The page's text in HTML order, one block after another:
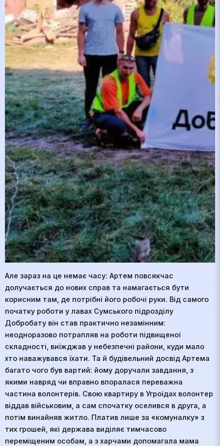
Але зараз на це немає часу: Артем повсякчас
долучається до нових справ та намагається бути
корисним там, де потрібні його робочі руки. Від самого
початку роботи у лавах Сумського підрозділу
Добробату він став практично незамінним:
неодноразово потрапляв на роботи підвищеної
складності, виїжджав у небезпечні райони, куди мало
хто наважувався їхати. Та й будівельний досвід Артема
багато чого був вартий: йому доручали завдання, з
якими навряд чи вправно впоралася переважна
частина волонтерів. Свою квартиру в Угроїдах волонтер
віддав військовим, а сам спочатку оселився в друга, а
потім винайняв житло. Платив лише за «комуналку» з
тих грошей, які держава виділяє тимчасово
переміщеним особам, а з харчами допомагала мама